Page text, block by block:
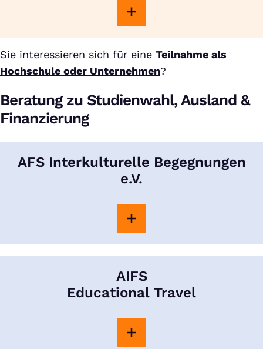
Sie interessieren sich für eine Teilnahme als
Hochschule oder Unternehmen?
Beratung zu Studienwahl, Ausland &
Finanzierung
AFS Interkulturelle Begegnungen
e.V.
AIFS
Educational Travel